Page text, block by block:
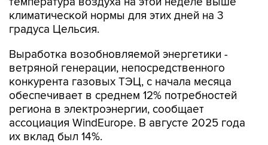
климатической нормы для этих дней на 3
градуса Цельсия.
Выработка возобновляемой энергетики -
ветряной генерации, непосредственного
конкурента газовых ТЭЦ, с начала месяца
обеспечивает в среднем 12% потребностей
региона в электроэнергии, сообщает
ассоциация WindEurope. В августе 2025 года
их вклад был 14%.